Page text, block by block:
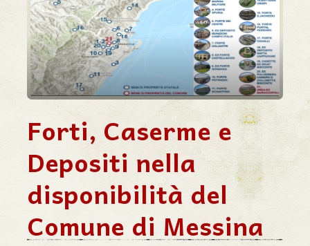
Forti, Caserme e
Depositi nella
disponibilità del
Comune di Messina